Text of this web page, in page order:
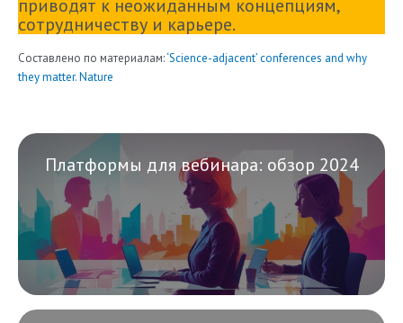
приводят к неожиданным концепциям,
сотрудничеству и карьере.
Составлено по материалам:‘Science-adjacent’ conferences and why
they matter. Nature
Платформы для вебинара: обзор 2024